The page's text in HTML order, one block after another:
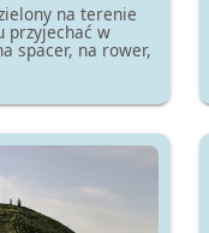
na terenie
przyjechać w
spacer, na rower,